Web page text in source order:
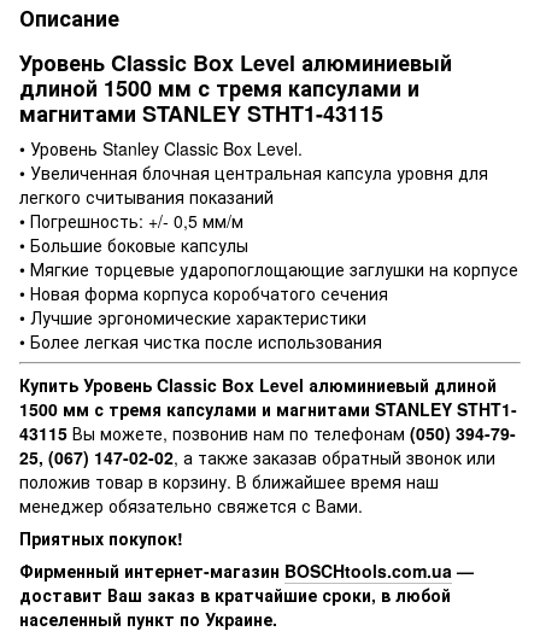
Описание
Уровень Classic Box Level алюминиевый
длиной 1500 мм с тремя капсулами и
магнитами STANLEY STHT1-43115
• Уровень Stanley Classic Box Level.
• Увеличенная блочная центральная капсула уровня для
легкого считывания показаний
• Погрешность: +/- 0,5 мм/м
• Большие боковые капсулы
• Мягкие торцевые ударопоглощающие заглушки на корпусе
• Новая форма корпуса коробчатого сечения
• Лучшие эргономические характеристики
• Более легкая чистка после использования
Купить Уровень Classic Box Level алюминиевый длиной
1500 мм с тремя капсулами и магнитами STANLEY STHT1-
43115 Вы можете, позвонив нам по телефонам (050) 394-79-
25, (067) 147-02-02, а также заказав обратный звонок или
положив товар в корзину. В ближайшее время наш
менеджер обязательно свяжется с Вами.
Приятных покупок!
Фирменный интернет-магазин BOSCHtools.com.ua —
доставит Ваш заказ в кратчайшие сроки, в любой
населенный пункт по Украине.